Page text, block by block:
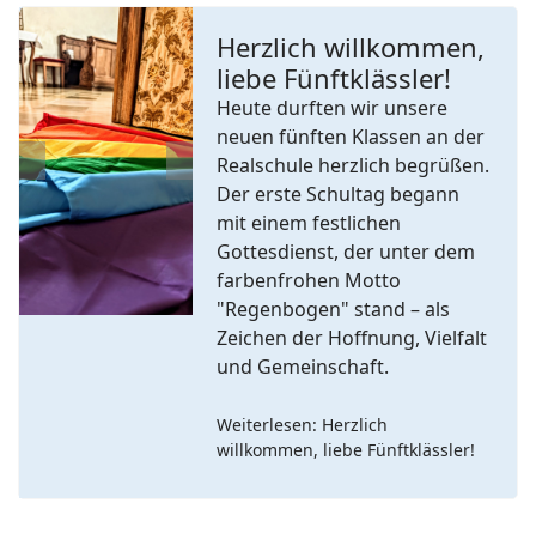
Previous Next
Herzlich willkommen,
liebe Fünftklässler!
Heute durften wir unsere
neuen fünften Klassen an der
Realschule herzlich begrüßen.
Der erste Schultag begann
mit einem festlichen
Gottesdienst, der unter dem
farbenfrohen Motto
"Regenbogen" stand – als
Zeichen der Hoffnung, Vielfalt
und Gemeinschaft.
Weiterlesen: Herzlich
willkommen, liebe Fünftklässler!